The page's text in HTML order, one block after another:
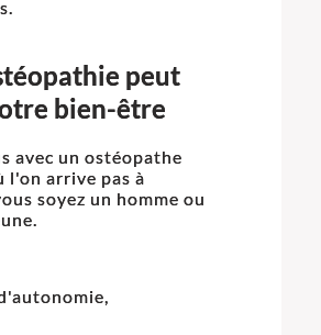
peut
bien-être
avec un ostéopathe
l'on arrive pas à
soyez un homme ou